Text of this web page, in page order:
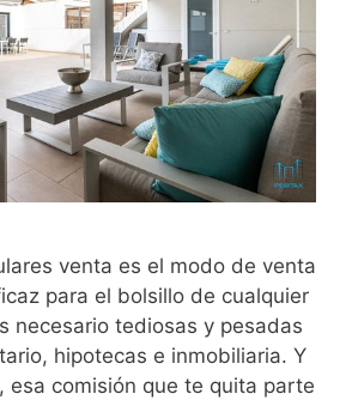
venta es el modo de venta
para el bolsillo de cualquier
necesario tediosas y pesadas
hipotecas e inmobiliaria. Y
esa comisión que te quita parte